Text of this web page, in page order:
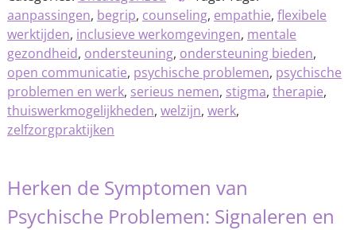
aanpassingen, begrip, counseling, empathie, flexibele
werktijden, inclusieve werkomgevingen, mentale
gezondheid, ondersteuning, ondersteuning bieden,
open communicatie, psychische problemen, psychische
problemen en werk, serieus nemen, stigma, therapie,
thuiswerkmogelijkheden, welzijn, werk,
zelfzorgpraktijken
Herken de Symptomen van
Psychische Problemen: Signaleren en